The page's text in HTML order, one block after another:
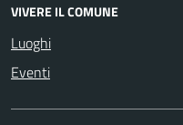
VIVERE IL COMUNE
Luoghi
Eventi